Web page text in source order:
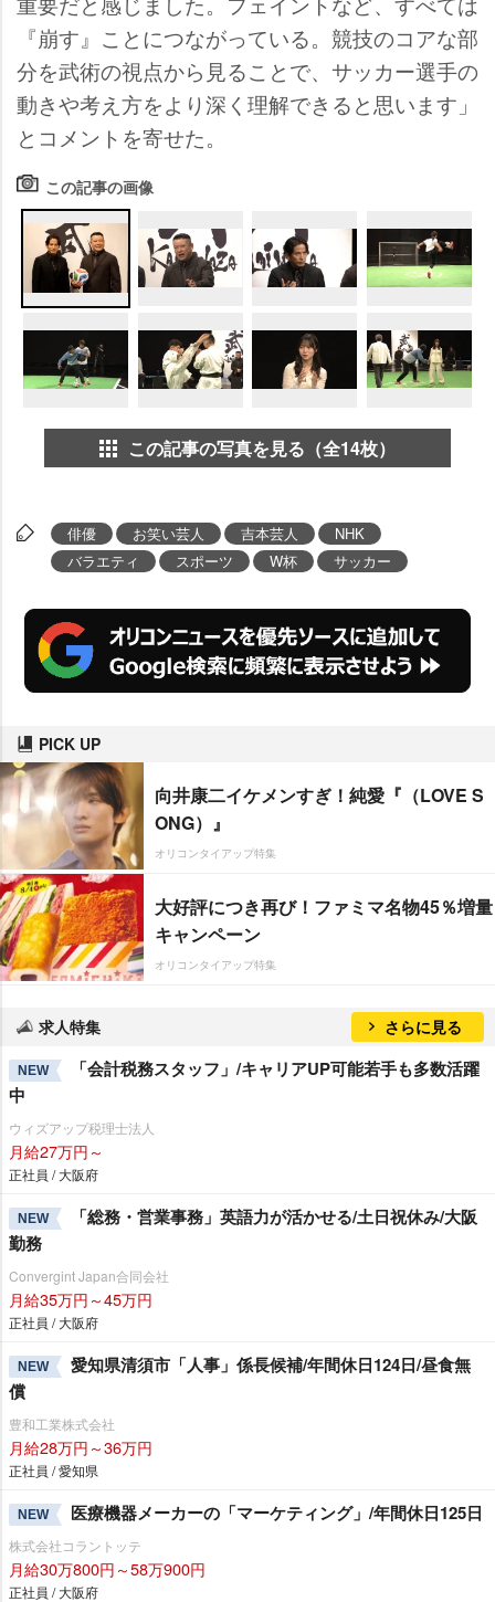
『崩す』ことにつながっている。競技のコアな部
分を武術の視点から見ることで、サッカー選手の
動きや考え方をより深く理解できると思います」
とコメントを寄せた。
この記事の画像
この記事の写真を見る（全14枚）
俳優 お笑い芸人 吉本芸人
NHK
バラエティ
スポーツ W杯 サッカー
PICK UP
向井康二イケメンすぎ！純愛『（LOVE S
ONG）』
オリコンタイアップ特集
大好評につき再び！ファミマ名物45％増量
キャンペーン
オリコンタイアップ特集
求人特集 さらに見る
NEW
「会計税務スタッフ」/キャリアUP可能若手も多数活躍
中
ウィズアップ税理士法人
月給27万円～
正社員 / 大阪府
NEW
「総務・営業事務」英語力が活かせる/土日祝休み/大阪
勤務
Convergint Japan合同会社
月給35万円～45万円
正社員 / 大阪府
NEW
愛知県清須市「人事」係長候補/年間休日124日/昼食無
償
豊和工業株式会社
月給28万円～36万円
正社員 / 愛知県
NEW 医療機器メーカーの「マーケティング」/年間休日125日
株式会社コラントッテ
月給30万800円～58万900円
正社員 / 大阪府